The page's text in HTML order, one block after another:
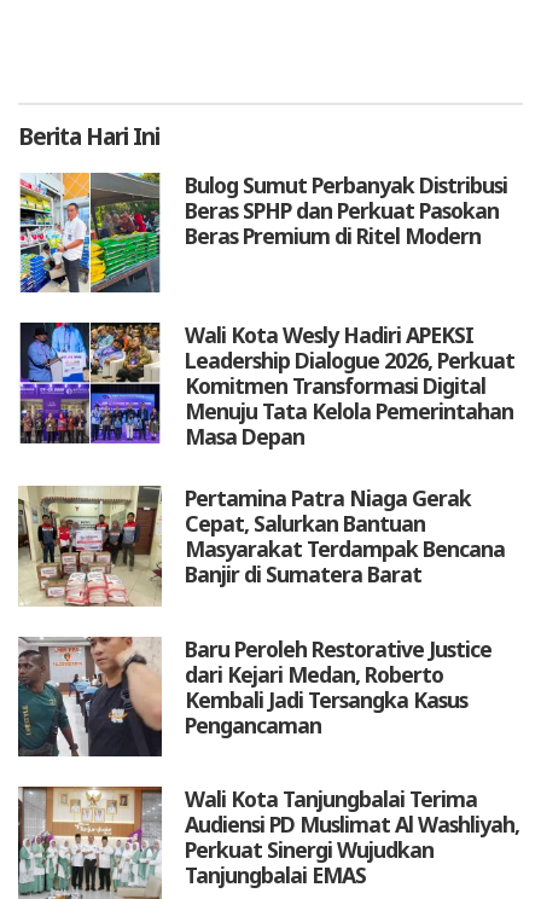
Berita Hari Ini
Bulog Sumut Perbanyak Distribusi
Beras SPHP dan Perkuat Pasokan
Beras Premium di Ritel Modern
Wali Kota Wesly Hadiri APEKSI
Leadership Dialogue 2026, Perkuat
Komitmen Transformasi Digital
Menuju Tata Kelola Pemerintahan
Masa Depan
Pertamina Patra Niaga Gerak
Cepat, Salurkan Bantuan
Masyarakat Terdampak Bencana
Banjir di Sumatera Barat
Baru Peroleh Restorative Justice
dari Kejari Medan, Roberto
Kembali Jadi Tersangka Kasus
Pengancaman
Wali Kota Tanjungbalai Terima
Audiensi PD Muslimat Al Washliyah,
Perkuat Sinergi Wujudkan
Tanjungbalai EMAS